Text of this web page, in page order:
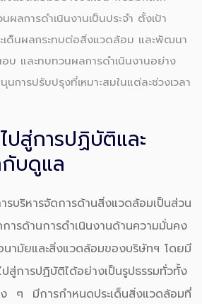
ลการดำเนินงานเป็นประจำ ตั้งเป้า
เด็นผลกระทบต่อสิ่งแวดล้อม และพัฒนา
บ และทบทวนผลการดำเนินงานอย่าง
การปรับปรุงที่เหมาะสมในแต่ละช่วงเวลา
ปสู่การปฏิบัติและ
กับดูแล
ริหารจัดการด้านสิ่งแวดล้อมเป็นส่วน
ารด้านการดำเนินงานด้านความมั่นคง
ามัยและสิ่งแวดล้อมของบริษัทฯ โดยมี
สู่การปฏิบัติได้อย่างเป็นรูปธรรมทั่วทั้ง
ๆ มีการกำหนดประเด็นสิ่งแวดล้อมที่